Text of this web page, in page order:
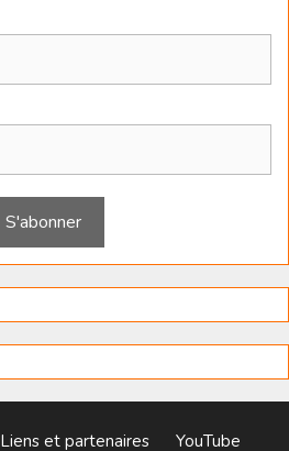
Liens et partenaires YouTube